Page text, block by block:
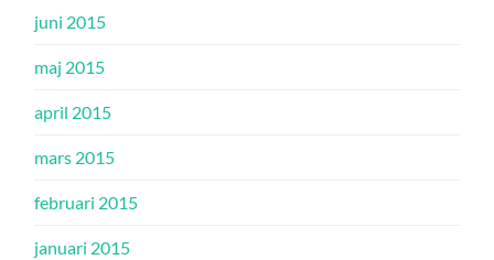
juni 2015
maj 2015
april 2015
mars 2015
februari 2015
januari 2015